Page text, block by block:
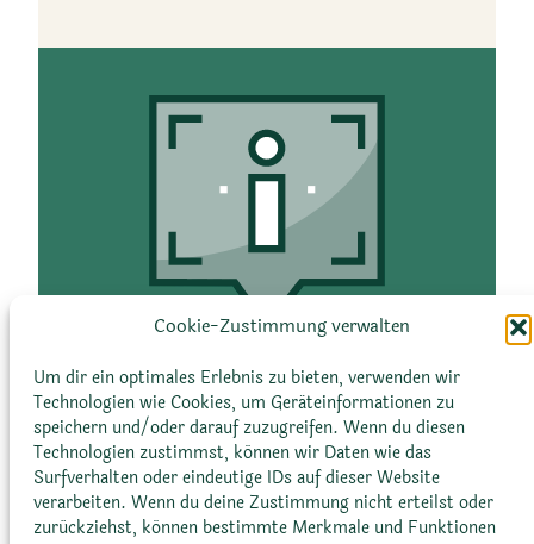
Cookie-Zustimmung verwalten
Um dir ein optimales Erlebnis zu bieten, verwenden wir
Technologien wie Cookies, um Geräteinformationen zu
speichern und/oder darauf zuzugreifen. Wenn du diesen
Technologien zustimmst, können wir Daten wie das
Surfverhalten oder eindeutige IDs auf dieser Website
verarbeiten. Wenn du deine Zustimmung nicht erteilst oder
zurückziehst, können bestimmte Merkmale und Funktionen
Ökologische Rolle
Echeverien spielen eine wichtige Rolle
in ihren natürlichen Lebensräumen,
indem sie als Wirts- und
Nektarpflanzen für verschiedene
Insektenarten dienen. Zum Beispiel